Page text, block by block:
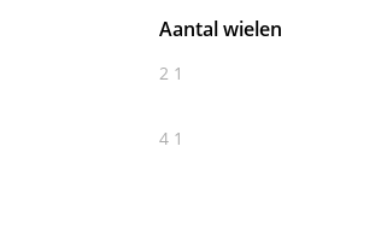
Aantal wielen
2 1
4 1